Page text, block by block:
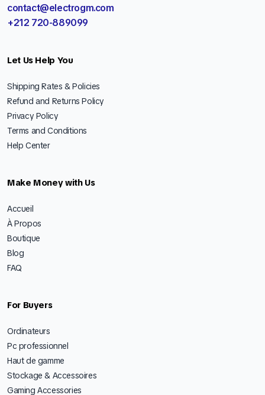
contact@electrogm.com
+212 720-889099
Let Us Help You
Shipping Rates & Policies
Refund and Returns Policy
Privacy Policy
Terms and Conditions
Help Center
Make Money with Us
Accueil
À Propos
Boutique
Blog
FAQ
For Buyers
Ordinateurs
Pc professionnel
Haut de gamme
Stockage & Accessoires
Gaming Accessories